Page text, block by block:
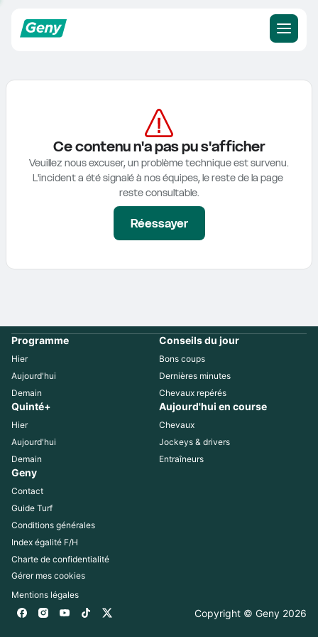
Ce contenu n'a pas pu s'afficher
Veuillez nous excuser, un problème technique est survenu.
L'incident a été signalé à nos équipes, le reste de la page
reste consultable.
Réessayer
Programme
Hier
Aujourd'hui
Demain
Conseils du jour
Bons coups
Dernières minutes
Chevaux repérés
Quinté+
Hier
Aujourd'hui
Demain
Aujourd'hui en course
Chevaux
Jockeys & drivers
Entraîneurs
Geny
Contact
Guide Turf
Conditions générales
Index égalité F/H
Charte de confidentialité
Gérer mes cookies
Mentions légales
Copyright © Geny 2026